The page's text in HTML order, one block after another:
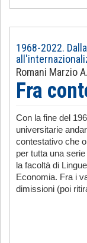
1968-2022.
Romani Marzio A.
Fra
Con la fine del
universitarie
contestativo che
per tutta una
la facoltà di
Economia. Fra i
dimissioni (poi